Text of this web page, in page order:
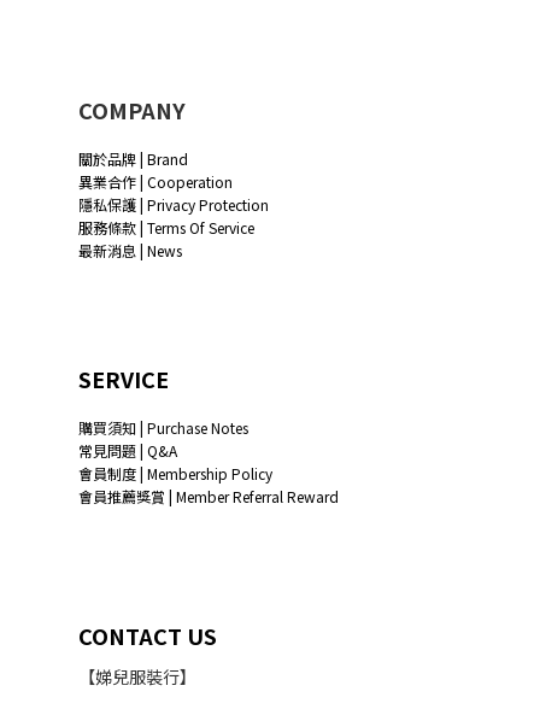
COMPANY
關於品牌 | Brand
異業合作 | Cooperation
隱私保護 | Privacy Protection
服務條款 | Terms Of Service
最新消息 | News
SERVICE
購買須知 | Purchase Notes
常見問題 | Q&A
會員制度 | Membership Policy
會員推薦獎賞 | Member Referral Reward
CONTACT US
【娣兒服裝行】